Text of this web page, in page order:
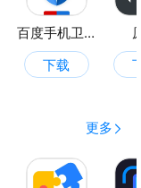
百度手机卫士
下载
更多